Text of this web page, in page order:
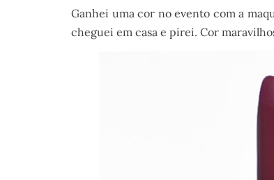
Ganhei uma cor no evento com a
cheguei em casa e pirei. Cor